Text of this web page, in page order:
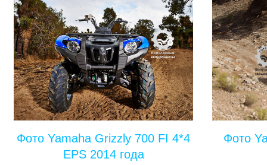
Фото Yamaha Grizzly 700 FI 4*4
EPS 2014 года
Фото